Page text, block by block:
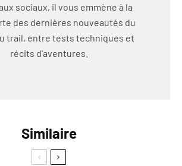
sociaux, il vous emmène à la
des dernières nouveautés du
trail, entre tests techniques et
récits d'aventures.
Similaire